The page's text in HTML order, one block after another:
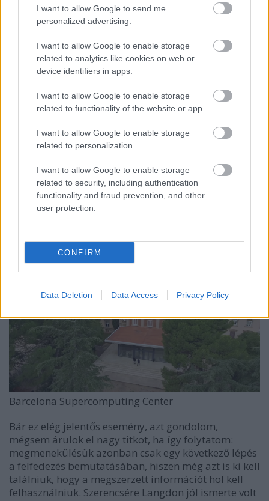
I want to allow Google to send me
personalized advertising.
I want to allow Google to enable storage
related to analytics like cookies on web or
device identifiers in apps.
I want to allow Google to enable storage
related to functionality of the website or app.
I want to allow Google to enable storage
related to personalization.
I want to allow Google to enable storage
related to security, including authentication
functionality and fraud prevention, and other
user protection.
CONFIRM
Data Deletion Data Access Privacy Policy
nyilvánosság elé tárják. Egymást segítve kijutnak az
épületből és sikerül lerázniuk magukról a hivatalos
egy titokzatos, 47 karakteres verssor nyomában. A
repülőről leszállva Kirsch modern gépjárművét
veszik kölcsön - a zseni lakásánál fény derül arra is,
hogy kicsit még továbbfejlesztette az önvezetési
modult, és az autó magától letalál a spirál alakú,
szűk garázslejárón is. (Ez volt az a pont, mikor azt
mondtam, ilyet szeretnék most azonnal, mert
küzdöttem már meg hasonló lejáratokkal.)
Miután a lakás átkutatása nem hozza meg a kellő
eredményt, útjukat a Sagrada Família befejezetlen
épülete felé veszik egy nyom alapján. Itt már
fellélegeznének, azonban mielőtt nagyon
Barcelona Supercomputing Center
Bár ez elég jelentős esemény, azt gondolom,
mégsem árulok el nagy titkot, ha így folytatom:
megmenekülésük azonban csak egy következő lépés
a felfedezés bemutatásában, hiszen még azt is ki kell
találniuk, hogy a megszerzett információt hol kell
felhasználniuk. Szerencsére Langdon jól ismerte volt